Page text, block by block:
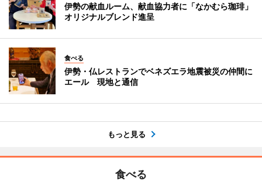
伊勢の献血ルーム、献血協力者に「なかむら珈琲」
オリジナルブレンド進呈
食べる
伊勢・仏レストランでベネズエラ地震被災の仲間に
エール 現地と通信
もっと見る
食べる